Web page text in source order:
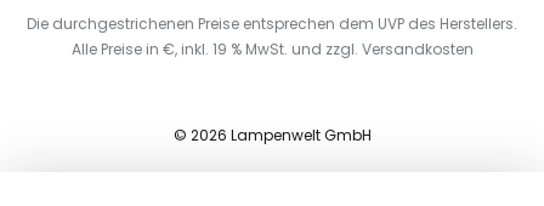
Die durchgestrichenen Preise entsprechen dem UVP des Herstellers.
Alle Preise in €, inkl. 19 % MwSt. und zzgl. Versandkosten
© 2026 Lampenwelt GmbH